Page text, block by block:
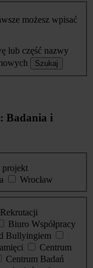
możesz wpisać
lub część nazwy
Szukaj
Badania i
projekt
Wrocław
Biuro Współpracy
Bullyingiem
Centrum
Centrum Badań